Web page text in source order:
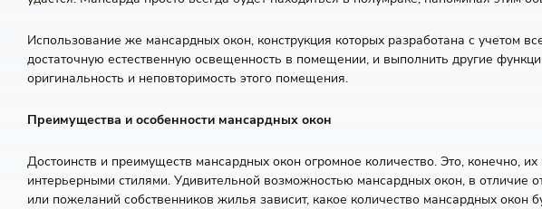
Использование же мансардных окон, конструкция которых разработана с учетом
достаточную естественную освещенность в помещении, и выполнить другие
оригинальность и неповторимость этого помещения.
Преимущества и особенности мансардных окон
Достоинств и преимуществ мансардных окон огромное количество. Это,
интерьерными стилями. Удивительной возможностью мансардных окон, в отличие
или пожеланий собственников жилья зависит, какое количество мансардных окон